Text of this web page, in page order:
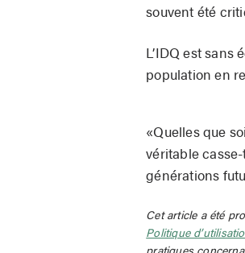
souvent été
L’IDQ est
population en
«Quelles que
véritable
générations
Cet article a été
Politique
pratiques